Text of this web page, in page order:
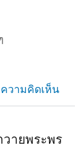
วามคิดเห็น
วายพระพร